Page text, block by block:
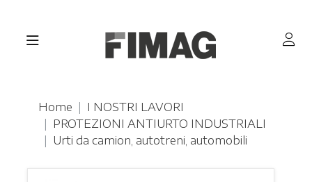
Home
I NOSTRI LAVORI
PROTEZIONI ANTIURTO INDUSTRIALI
Urti da camion, autotreni, automobili